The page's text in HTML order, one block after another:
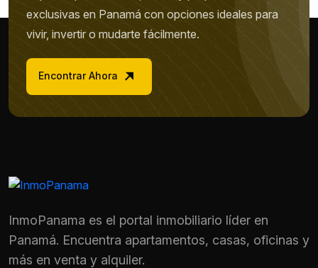
exclusivas en Panamá con opciones ideales para
vivir, invertir o mudarte fácilmente.
Encontrar Ahora
InmoPanama es el portal inmobiliario líder en
Panamá. Encuentra apartamentos, casas, oficinas y
más en venta y alquiler.